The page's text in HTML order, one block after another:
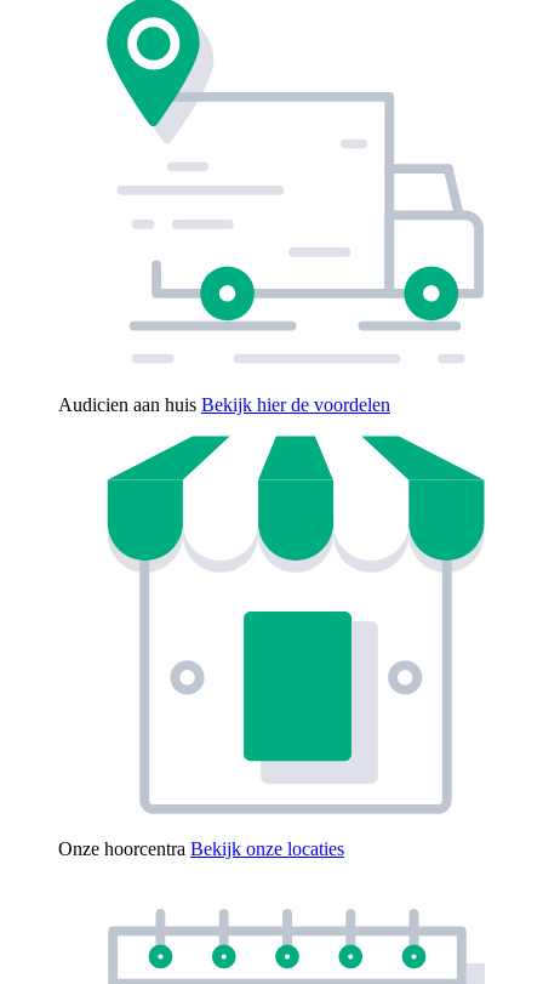
Audicien aan huis Bekijk hier de voordelen
Onze hoorcentra Bekijk onze locaties